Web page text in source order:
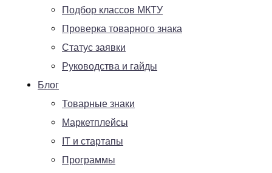
Подбор классов МКТУ
Проверка товарного знака
Статус заявки
Руководства и гайды
Блог
Товарные знаки
Маркетплейсы
IT и стартапы
Программы